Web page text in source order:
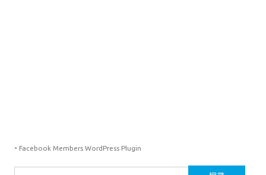
- Facebook Members WordPress Plugin